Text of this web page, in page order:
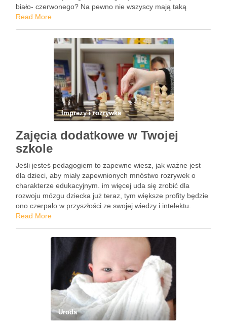
biało- czerwonego? Na pewno nie wszyscy mają taką
wiedzę. Dlatego też niniejszy artykuł przedstawi co …
Read More
Imprezy i rozrywka
Zajęcia dodatkowe w Twojej
szkole
Jeśli jesteś pedagogiem to zapewne wiesz, jak ważne jest
dla dzieci, aby miały zapewnionych mnóstwo rozrywek o
charakterze edukacyjnym. im więcej uda się zrobić dla
rozwoju mózgu dziecka już teraz, tym większe profity będzie
ono czerpało w przyszłości ze swojej wiedzy i intelektu.
Zajęcia dodatkowe – dlaczego są takie ważne? …
Read More
Uroda